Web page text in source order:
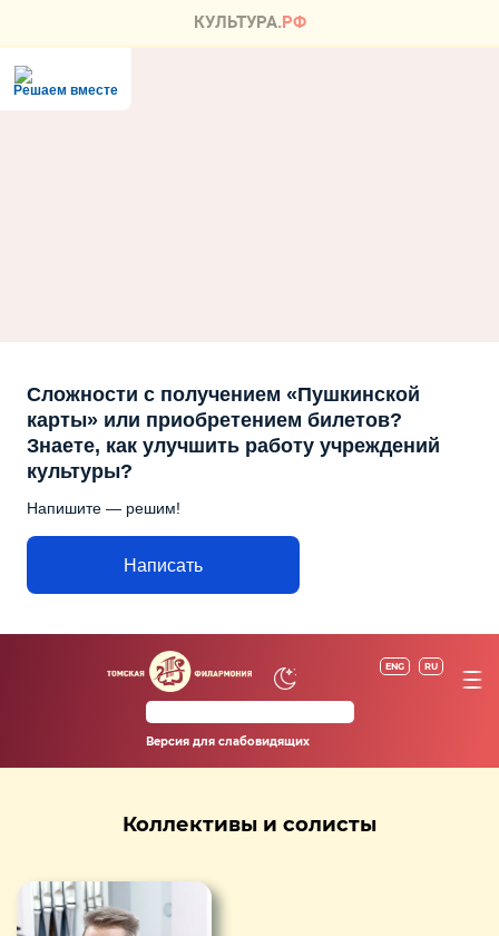
Решаем вместе
Сложности с получением «Пушкинской
карты» или приобретением билетов?
Знаете, как улучшить работу учреждений
культуры?
Напишите — решим!
Написать
ENG RU
Версия для слабовидящих
Коллективы и солисты